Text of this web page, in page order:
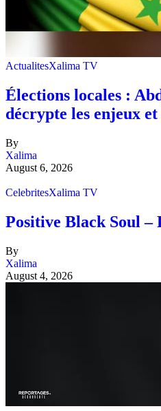
ActualitesXalima TV
Élections locales :
décrypte les enjeux
By
Xalima
August 6, 2026
CelebritesXalima TV
Positive Black Soul –
By
Xalima
August 4, 2026